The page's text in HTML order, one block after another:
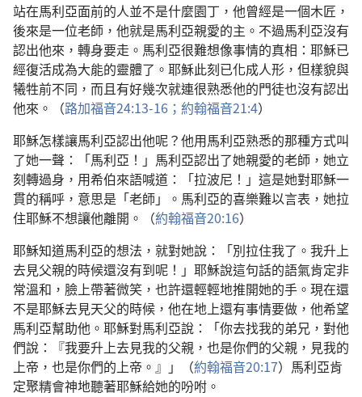
站在馬利亞面前的人並不是什麼園丁，他曾經是一個木匠，
後來是一位老師，他就是馬利亞親愛的主。不過馬利亞沒有
認出他來，轉身要走。馬利亞很難想像事情的真相：耶穌已
經復活成為大能的靈體了。耶穌此刻已化成人形，但樣貌與
犧牲前不同，而且有好幾次就連很熟悉他的門徒也沒有認出
他來。（路加福音24:13-16； 約翰福音21:4）
耶穌怎樣讓馬利亞認出他呢？他用馬利亞熟悉的那種方式叫
了她一聲：「馬利亞！」馬利亞認出了她親愛的老師，她立
刻轉過身，用希伯來語喊道：「拉波尼！」這是她對耶穌一
貫的稱呼，意思是「老師」。馬利亞的喜樂難以言表，她拉
住耶穌不想讓他離開。（約翰福音20:16）
耶穌知道馬利亞的想法，就對她說：「別拉住我了。我升上
去見父親的時候還沒有到呢！」耶穌說這句話的語氣肯定非
常溫和，臉上帶著微笑，也許還輕輕地推開她的手。現在還
不是耶穌去見天父的時候，他在地上還有事情要做，他希望
馬利亞幫助他。耶穌對馬利亞說：「你去找我的弟兄，對他
們說：『我要升上去見我的父親，也是你們的父親，見我的
上帝，也是你們的上帝。』」（約翰福音20:17）馬利亞肯
定聚精會神地聽著耶穌給她的吩咐。